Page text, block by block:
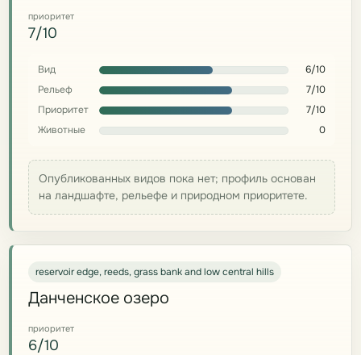
приоритет
7/10
Вид
6/10
Рельеф
7/10
Приоритет
7/10
Животные
0
Опубликованных видов пока нет; профиль основан
на ландшафте, рельефе и природном приоритете.
reservoir edge, reeds, grass bank and low central hills
Данченское озеро
приоритет
6/10